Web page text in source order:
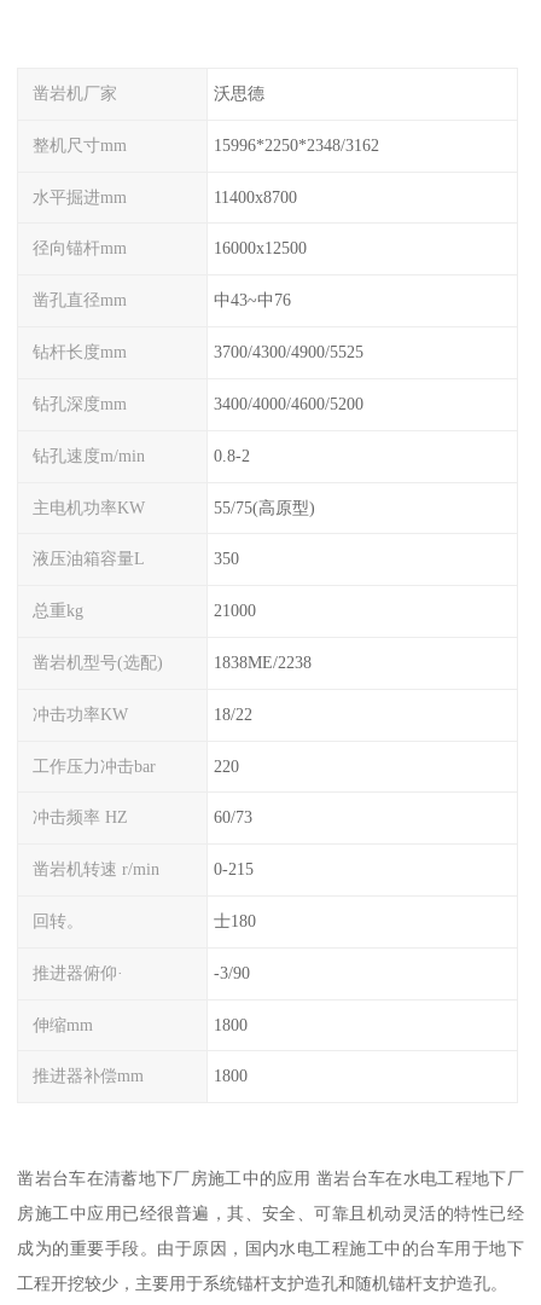
凿岩机厂家 沃思德
整机尺寸mm 15996*2250*2348/3162
水平掘进mm 11400x8700
径向锚杆mm 16000x12500
凿孔直径mm 中43~中76
钻杆长度mm 3700/4300/4900/5525
钻孔深度mm 3400/4000/4600/5200
钻孔速度m/min 0.8-2
主电机功率KW 55/75(高原型)
液压油箱容量L 350
总重kg 21000
凿岩机型号(选配) 1838ME/2238
冲击功率KW 18/22
工作压力冲击bar 220
冲击频率 HZ 60/73
凿岩机转速 r/min 0-215
回转。 士180
推进器俯仰· -3/90
伸缩mm 1800
推进器补偿mm 1800
凿岩台车在清蓄地下厂房施工中的应用 凿岩台车在水电工程地下厂
房施工中应用已经很普遍，其、安全、可靠且机动灵活的特性已经
成为的重要手段。由于原因，国内水电工程施工中的台车用于地下
工程开挖较少，主要用于系统锚杆支护造孔和随机锚杆支护造孔。